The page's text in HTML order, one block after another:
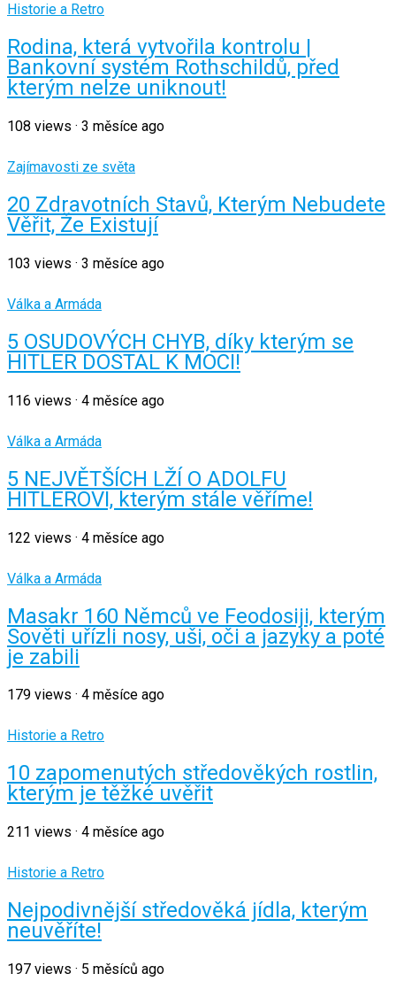
Historie a Retro
Rodina, která vytvořila kontrolu |
Bankovní systém Rothschildů, před
kterým nelze uniknout!
108 views · 3 měsíce ago
Zajímavosti ze světa
20 Zdravotních Stavů, Kterým Nebudete
Věřit, Že Existují
103 views · 3 měsíce ago
Válka a Armáda
5 OSUDOVÝCH CHYB, díky kterým se
HITLER DOSTAL K MOCI!
116 views · 4 měsíce ago
Válka a Armáda
5 NEJVĚTŠÍCH LŽÍ O ADOLFU
HITLEROVI, kterým stále věříme!
122 views · 4 měsíce ago
Válka a Armáda
Masakr 160 Němců ve Feodosiji, kterým
Sověti uřízli nosy, uši, oči a jazyky a poté
je zabili
179 views · 4 měsíce ago
Historie a Retro
10 zapomenutých středověkých rostlin,
kterým je těžké uvěřit
211 views · 4 měsíce ago
Historie a Retro
Nejpodivnější středověká jídla, kterým
neuvěříte!
197 views · 5 měsíců ago